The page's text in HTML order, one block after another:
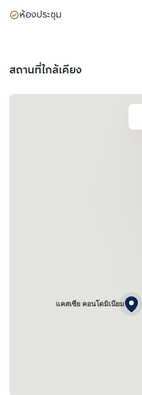
ห้องประชุม
สถานที่ใกล้เคียง
แคสเซีย คอนโดมิเนียม